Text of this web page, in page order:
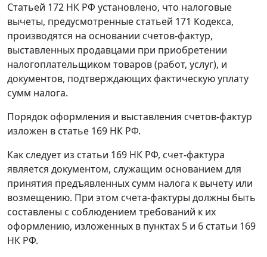
Статьей 172 НК РФ установлено, что налоговые
вычеты, предусмотренные статьей 171 Кодекса,
производятся на основании счетов-фактур,
выставленных продавцами при приобретении
налогоплательщиком товаров (работ, услуг), и
документов, подтверждающих фактическую уплату
сумм налога.
Порядок оформления и выставления счетов-фактур
изложен в статье 169 НК РФ.
Как следует из статьи 169 НК РФ, счет-фактура
является документом, служащим основанием для
принятия предъявленных сумм налога к вычету или
возмещению. При этом счета-фактуры должны быть
составлены с соблюдением требований к их
оформлению, изложенных в пунктах 5 и 6 статьи 169
НК РФ.